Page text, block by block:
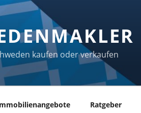
kaufen oder verkaufen
Ratgeber